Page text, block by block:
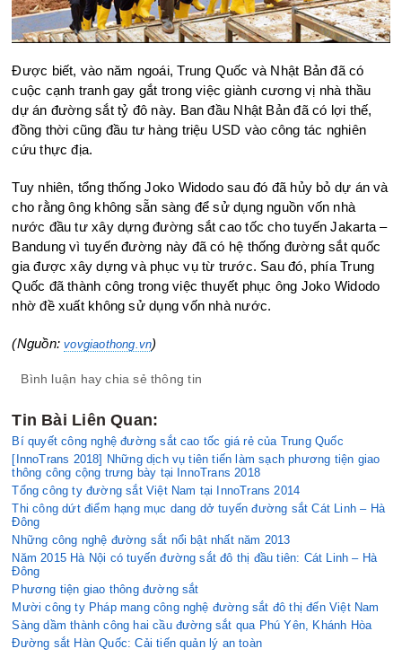
Được biết, vào năm ngoái, Trung Quốc và Nhật Bản đã có
cuộc cạnh tranh gay gắt trong việc giành cương vị nhà thầu
dự án đường sắt tỷ đô này. Ban đầu Nhật Bản đã có lợi thế,
đồng thời cũng đầu tư hàng triệu USD vào công tác nghiên
cứu thực địa.
Tuy nhiên, tổng thống Joko Widodo sau đó đã hủy bỏ dự án và
cho rằng ông không sẵn sàng để sử dụng nguồn vốn nhà
nước đầu tư xây dựng đường sắt cao tốc cho tuyến Jakarta –
Bandung vì tuyến đường này đã có hệ thống đường sắt quốc
gia được xây dựng và phục vụ từ trước. Sau đó, phía Trung
Quốc đã thành công trong việc thuyết phục ông Joko Widodo
nhờ đề xuất không sử dụng vốn nhà nước.
(Nguồn:vovgiaothong.vn)
Bình luận hay chia sẻ thông tin
Tin Bài Liên Quan:
Bí quyết công nghệ đường sắt cao tốc giá rẻ của Trung Quốc
[InnoTrans 2018] Những dịch vụ tiên tiến làm sạch phương tiện giao
thông công cộng trưng bày tại InnoTrans 2018
Tổng công ty đường sắt Việt Nam tại InnoTrans 2014
Thi công dứt điểm hạng mục dang dở tuyến đường sắt Cát Linh – Hà
Đông
Những công nghệ đường sắt nổi bật nhất năm 2013
Năm 2015 Hà Nội có tuyến đường sắt đô thị đầu tiên: Cát Linh – Hà
Đông
Phương tiện giao thông đường sắt
Mười công ty Pháp mang công nghệ đường sắt đô thị đến Việt Nam
Sàng dầm thành công hai cầu đường sắt qua Phú Yên, Khánh Hòa
Đường sắt Hàn Quốc: Cải tiến quản lý an toàn